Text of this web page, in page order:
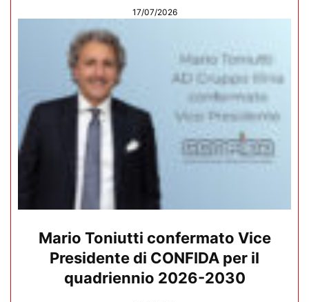
17/07/2026
Mario Toniutti confermato Vice
Presidente di CONFIDA per il
quadriennio 2026-2030